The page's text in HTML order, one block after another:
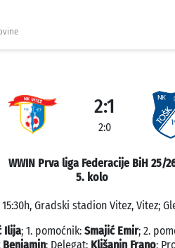
2:1
2:0
WWIN Prva liga Federacije BiH 25/
5. kolo
15:30h, Gradski stadion Vitez, Vitez;
Ilija; 1. pomoćnik: Smajić Emir; 2.
; Delegat: Klišanin Frano;